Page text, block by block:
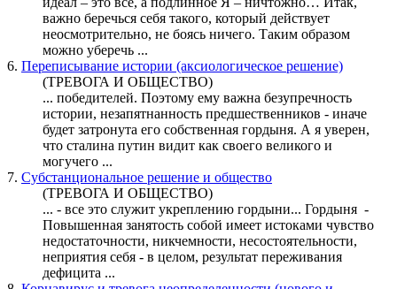
важно беречься себя такого, который действует
неосмотрительно, не боясь ничего. Таким образом
можно уберечь ...
6. Переписывание истории (аксиологическое решение)
(ТРЕВОГА И ОБЩЕСТВО)
... победителей. Поэтому ему важна безупречность
истории, незапятнанность предшественников - иначе
будет затронута его собственная гордыня. А я уверен,
что сталина путин видит как своего великого и
могучего ...
7. Субстанциональное решение и общество
(ТРЕВОГА И ОБЩЕСТВО)
... - все это служит укреплению гордыни... Гордыня -
Повышенная занятость собой имеет истоками чувство
недостаточности, никчемности, несостоятельности,
неприятия себя - в целом, результат переживания
дефицита ...